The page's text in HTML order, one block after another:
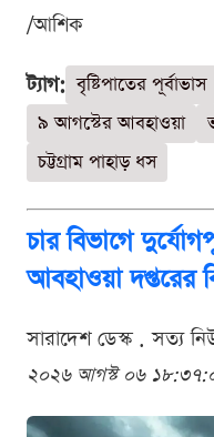
/আশিক
ট্যাগ: বৃষ্টিপাতের পূর্বাভাস
৯ আগস্টের আবহাওয়া
চট্টগ্রাম পাহাড় ধস
চার বিভাগে
আবহাওয়া দপ্তরের
সারাদেশ ডেস্ক . সত্য
২০২৬ আগস্ট ০৬